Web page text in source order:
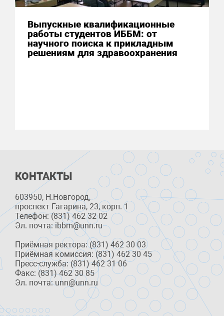
Выпускные квалификационные
работы студентов ИББМ: от
научного поиска к прикладным
решениям для здравоохранения
КОНТАКТЫ
603950, Н.Новгород,
проспект Гагарина, 23, корп. 1
Телефон: (831) 462 32 02
Эл. почта: ibbm@unn.ru
Приёмная ректора: (831) 462 30 03
Приёмная комиссия: (831) 462 30 45
Пресс-служба: (831) 462 31 06
Факс: (831) 462 30 85
Эл. почта: unn@unn.ru